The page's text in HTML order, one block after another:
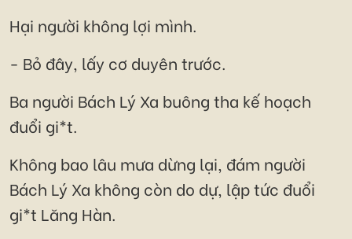
Hại người không lợi mình.
- Bỏ đây, lấy cơ duyên trước.
Ba người Bách Lý Xa buông tha kế hoạch
đuổi gi*t.
Không bao lâu mưa dừng lại, đám người
Bách Lý Xa không còn do dự, lập tức đuổi
gi*t Lăng Hàn.